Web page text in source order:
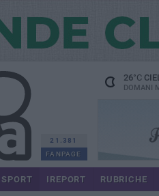
21.381
FANPAGE
26°C
DOMANI
SPORT IREPORT RUBRICHE